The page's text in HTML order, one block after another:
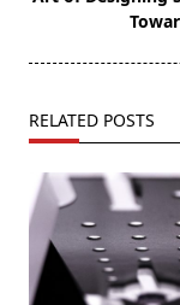
text">Page</
RELATED POSTS